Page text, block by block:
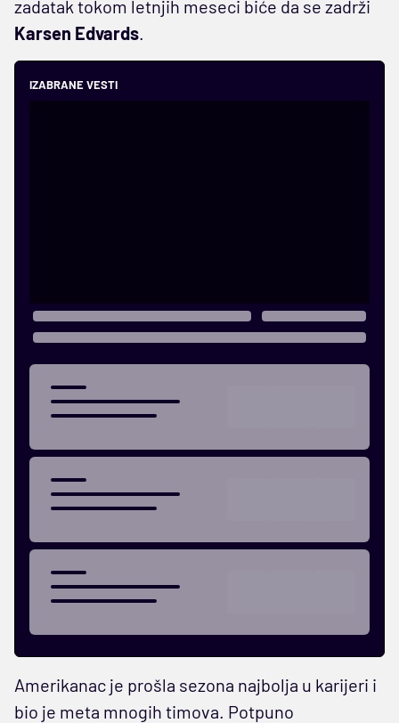
zadatak tokom letnjih meseci biće da se zadrži
Karsen Edvards.
IZABRANE VESTI
Amerikanac je prošla sezona najbolja u karijeri i
bio je meta mnogih timova. Potpuno